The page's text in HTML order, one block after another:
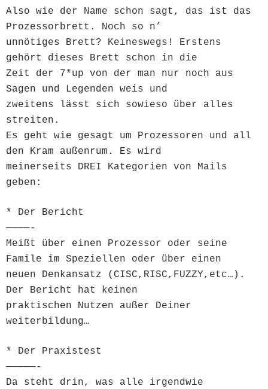
Also wie der Name schon sagt, das ist das
Prozessorbrett. Noch so n’
unnötiges Brett? Keineswegs! Erstens
gehört dieses Brett schon in die
Zeit der 7*up von der man nur noch aus
Sagen und Legenden weis und
zweitens lässt sich sowieso über alles
streiten.
Es geht wie gesagt um Prozessoren und all
den Kram außenrum. Es wird
meinerseits DREI Kategorien von Mails
geben:
* Der Bericht
————-
Meißt über einen Prozessor oder seine
Famile im Speziellen oder über einen
neuen Denkansatz (CISC,RISC,FUZZY,etc…).
Der Bericht hat keinen
praktischen Nutzen außer Deiner
weiterbildung…
* Der Praxistest
—————-
Da steht drin, was alle irgendwie